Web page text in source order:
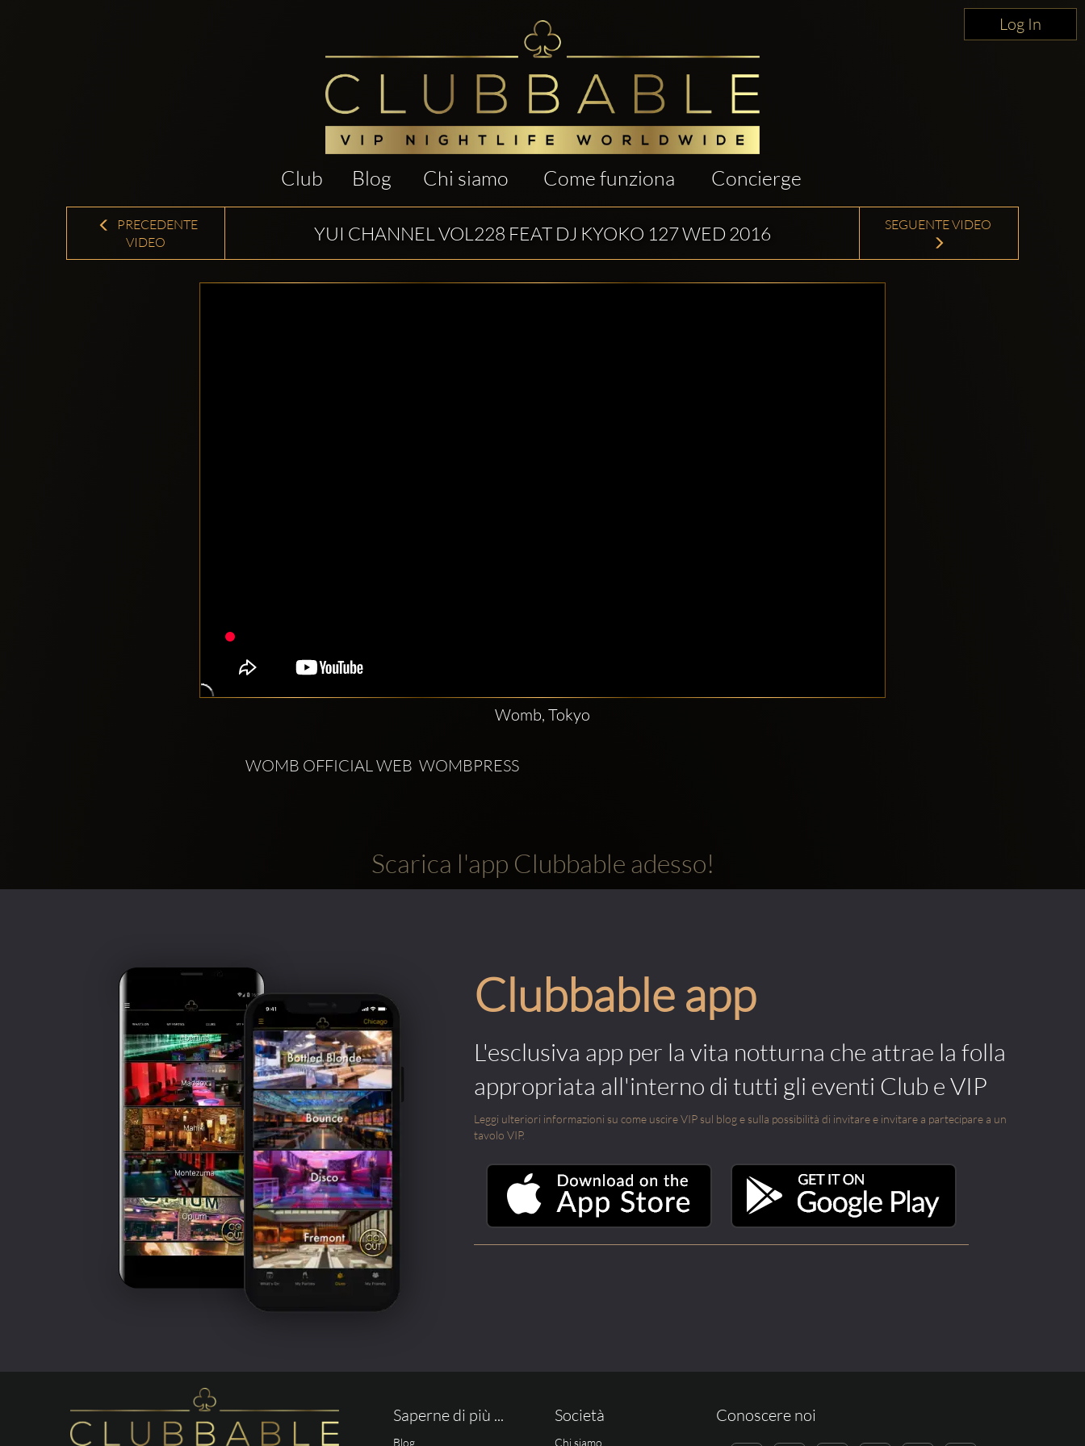
Log In
Club Blog Chi siamo Come funziona Concierge
PRECEDENTE
VIDEO
YUI CHANNEL VOL228 FEAT DJ KYOKO 127 WED 2016 SEGUENTE VIDEO
Womb, Tokyo
WOMB OFFICIAL WEB  WOMBPRESS
Scarica l'app Clubbable adesso!
Clubbable app
L'esclusiva app per la vita notturna che attrae la folla
appropriata all'interno di tutti gli eventi Club e VIP
Leggi ulteriori informazioni su come uscire VIP sul blog e sulla possibilità di invitare e invitare a partecipare a un
tavolo VIP.
Saperne di più ...
Blog
Società
Chi siamo
Conoscere noi